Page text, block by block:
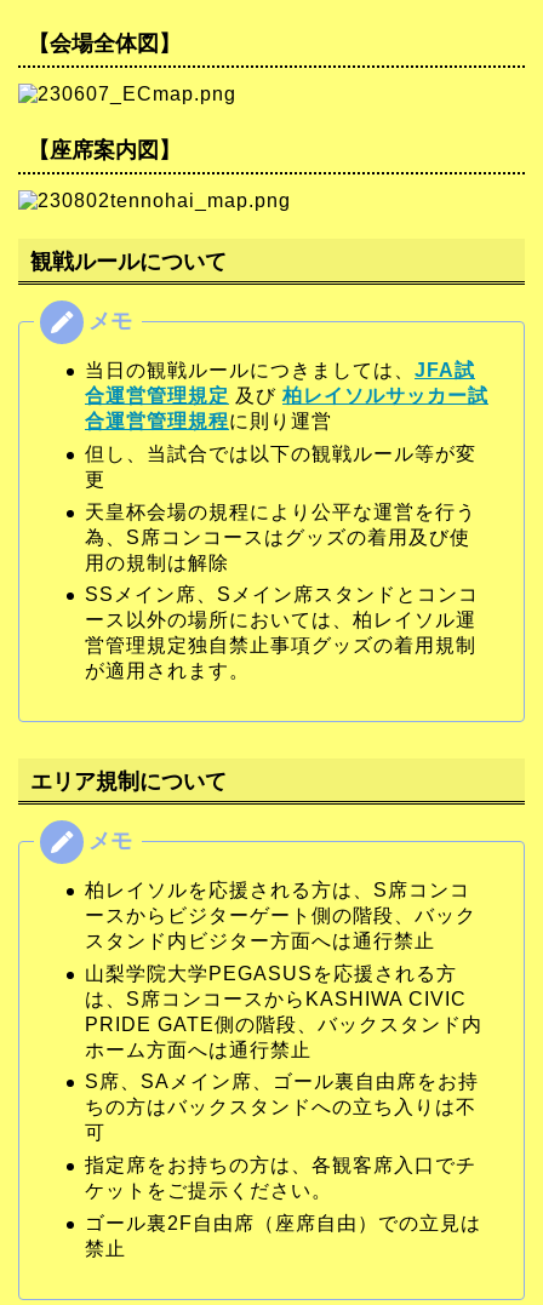
【会場全体図】
【座席案内図】
観戦ルールについて
当日の観戦ルールにつきましては、 JFA試
合運営管理規定 及び柏レイソルサッカー試
合運営管理規程に則り運営
但し、当試合では以下の観戦ルール等が変
更
天皇杯会場の規程により公平な運営を行う
為、S席コンコースはグッズの着用及び使
用の規制は解除
SSメイン席、Sメイン席スタンドとコンコ
ース以外の場所においては、柏レイソル運
営管理規定独自禁止事項グッズの着用規制
が適用されます。
エリア規制について
柏レイソルを応援される方は、S席コンコ
ースからビジターゲート側の階段、バック
スタンド内ビジター方面へは通行禁止
山梨学院大学PEGASUSを応援される方
は、S席コンコースからKASHIWA CIVIC
PRIDE GATE側の階段、バックスタンド内
ホーム方面へは通行禁止
S席、SAメイン席、ゴール裏自由席をお持
ちの方はバックスタンドへの立ち入りは不
可
指定席をお持ちの方は、各観客席入口でチ
ケットをご提示ください。
ゴール裏2F自由席（座席自由）での立見は
禁止